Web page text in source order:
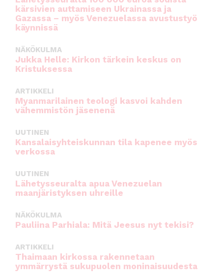
kärsivien auttamiseen Ukrainassa ja
Gazassa – myös Venezuelassa avustustyö
käynnissä
NÄKÖKULMA
Jukka Helle: Kirkon tärkein keskus on
Kristuksessa
ARTIKKELI
Myanmarilainen teologi kasvoi kahden
vähemmistön jäsenenä
UUTINEN
Kansalaisyhteiskunnan tila kapenee myös
verkossa
UUTINEN
Lähetysseuralta apua Venezuelan
maanjäristyksen uhreille
NÄKÖKULMA
Pauliina Parhiala: Mitä Jeesus nyt tekisi?
ARTIKKELI
Thaimaan kirkossa rakennetaan
ymmärrystä sukupuolen moninaisuudesta